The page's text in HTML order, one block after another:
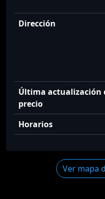
Dirección
Última actualización
precio
Horarios
Ver mapa